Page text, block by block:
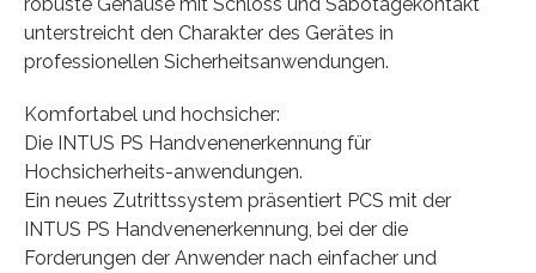
unterstreicht den Charakter des Gerätes in
professionellen Sicherheitsanwendungen.
Komfortabel und hochsicher:
Die INTUS PS Handvenenerkennung für
Hochsicherheits-anwendungen.
Ein neues Zutrittssystem präsentiert PCS mit der
INTUS PS Handvenenerkennung, bei der die
Forderungen der Anwender nach einfacher und